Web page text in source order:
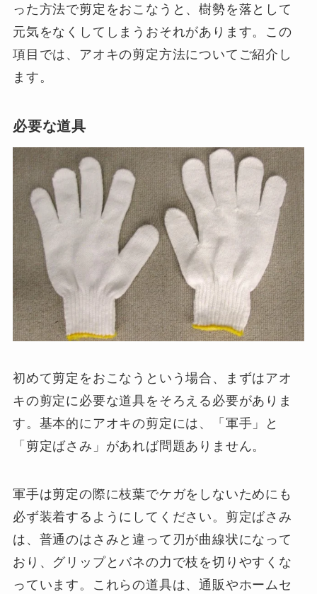
った方法で剪定をおこなうと、樹勢を落として
元気をなくしてしまうおそれがあります。この
項目では、アオキの剪定方法についてご紹介し
ます。
必要な道具
初めて剪定をおこなうという場合、まずはアオ
キの剪定に必要な道具をそろえる必要がありま
す。基本的にアオキの剪定には、「軍手」と
「剪定ばさみ」があれば問題ありません。
軍手は剪定の際に枝葉でケガをしないためにも
必ず装着するようにしてください。剪定ばさみ
は、普通のはさみと違って刃が曲線状になって
おり、グリップとバネの力で枝を切りやすくな
っています。これらの道具は、通販やホームセ